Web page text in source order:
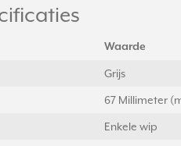
Waarde
Grijs
67 Millimeter
Enkele wip